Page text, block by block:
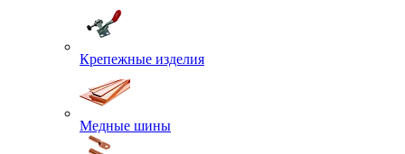
Крепежные изделия
Медные шины